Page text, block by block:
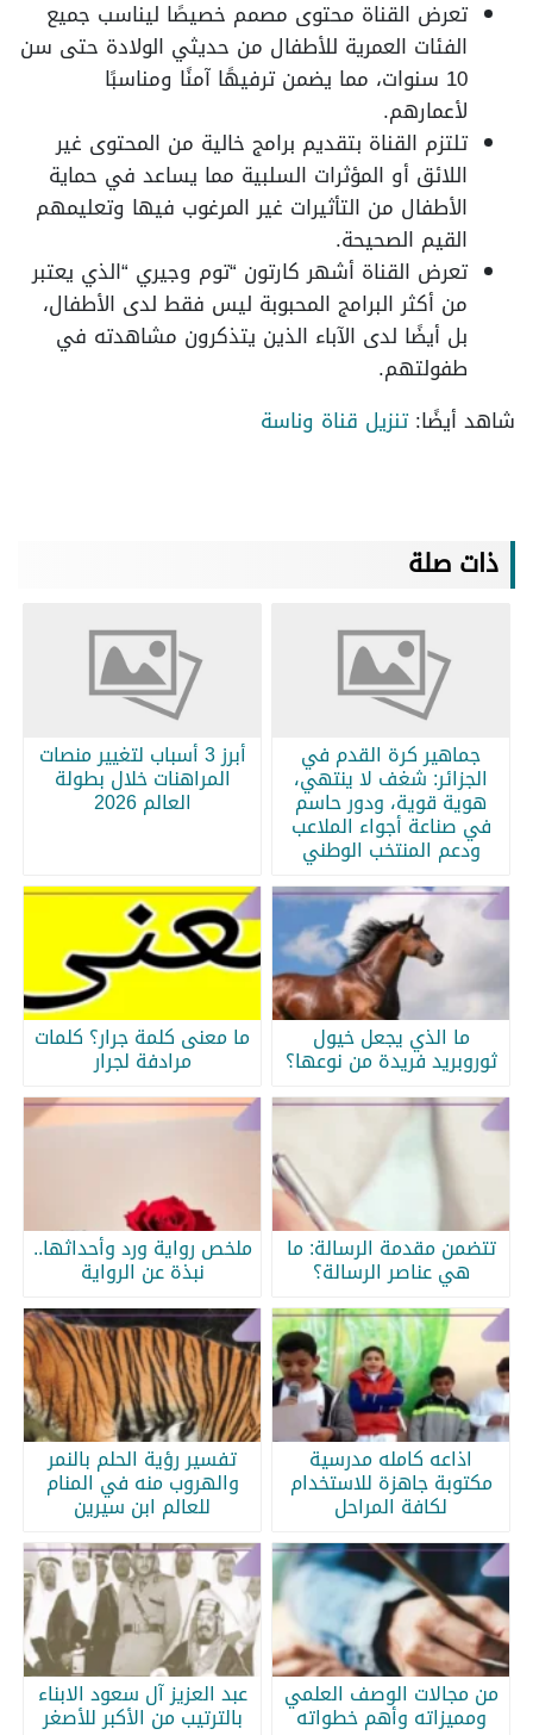
تعرض القناة محتوى مصمم خصيصًا ليناسب جميع
الفئات العمرية للأطفال من حديثي الولادة حتى سن
10 سنوات، مما يضمن ترفيهًا آمنًا ومناسبًا
لأعمارهم.
تلتزم القناة بتقديم برامج خالية من المحتوى غير
اللائق أو المؤثرات السلبية مما يساعد في حماية
الأطفال من التأثيرات غير المرغوب فيها وتعليمهم
القيم الصحيحة.
تعرض القناة أشهر كارتون “توم وجيري “الذي يعتبر
من أكثر البرامج المحبوبة ليس فقط لدى الأطفال،
بل أيضًا لدى الآباء الذين يتذكرون مشاهدته في
طفولتهم.
شاهد أيضًا:تنزيل قناة وناسة
ذات صلة
جماهير كرة القدم في
الجزائر: شغف لا ينتهي،
هوية قوية، ودور حاسم
في صناعة أجواء الملاعب
ودعم المنتخب الوطني
أبرز 3 أسباب لتغيير منصات
المراهنات خلال بطولة
العالم 2026
ما الذي يجعل خيول
ثوروبريد فريدة من نوعها؟
ما معنى كلمة جرار؟ كلمات
مرادفة لجرار
تتضمن مقدمة الرسالة: ما
هي عناصر الرسالة؟
ملخص رواية ورد وأحداثها..
نبذة عن الرواية
اذاعه كامله مدرسية
مكتوبة جاهزة للاستخدام
لكافة المراحل
تفسير رؤية الحلم بالنمر
والهروب منه في المنام
للعالم ابن سيرين
من مجالات الوصف العلمي
ومميزاته وأهم خطواته
عبد العزيز آل سعود الابناء
بالترتيب من الأكبر للأصغر